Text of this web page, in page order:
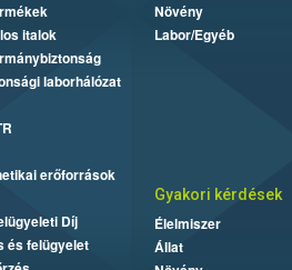
italok
laborhálózat
erőforrások
Díj
és felügyelet
Növény
Labor/Egyéb
Gyakori kérdések
Élelmiszer
Állat